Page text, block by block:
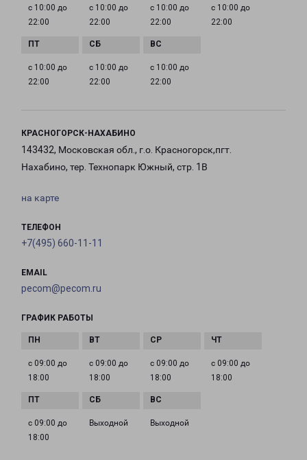
с 10:00 до
22:00
с 10:00 до
22:00
с 10:00 до
22:00
с 10:00 до
22:00
с 10:00 до
22:00
с 10:00 до
22:00
с 10:00 до
22:00
КРАСНОГОРСК-НАХАБИНО
143432, Московская обл., г.о. Красногорск,пгт.
Нахабино, тер. Технопарк Южный, стр. 1В
на карте
ТЕЛЕФОН
+7(495) 660-11-11
EMAIL
pecom@pecom.ru
ГРАФИК РАБОТЫ
с 09:00 до
18:00
с 09:00 до
18:00
с 09:00 до
18:00
с 09:00 до
18:00
с 09:00 до
18:00
Выходной Выходной